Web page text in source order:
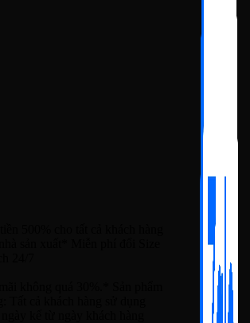
500% cho tất cả khách hàng
không quá 30%.* Sản phẩm
cả khách hàng sử dụng
kể từ ngày khách hàng